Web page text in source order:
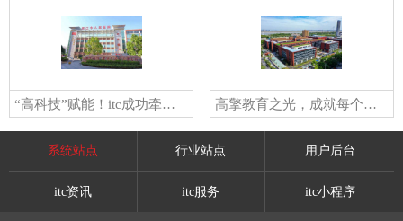
“高科技”赋能！itc成功牵手廉江市人民医院共建“智慧医院”新标杆！ 高擎教育之光，成就每个孩子！itc助力新武钢三中智慧校园建设！
系统站点 行业站点 用户后台
itc资讯 itc服务 itc小程序